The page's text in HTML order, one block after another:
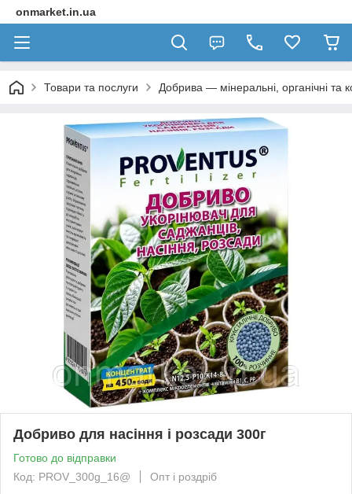
onmarket.in.ua
Товари та послуги Добрива — мінеральні, органічні та
Добриво для насіння і розсади 300г
Готово до відправки
Код: PROV_300g_16@
Опт і роздріб